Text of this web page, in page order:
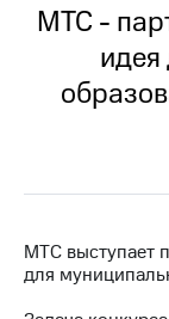
Медиа-центр
Пресс-
Пресс-
релизы
МТС
о
МТС -
МТС выступает
для